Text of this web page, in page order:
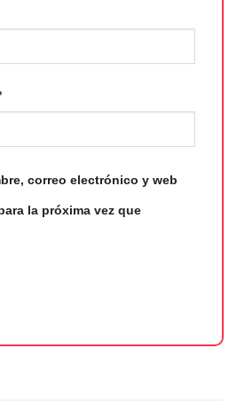
correo electrónico y web
la próxima vez que